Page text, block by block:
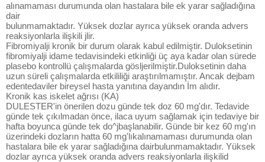
alınamaması durumunda olan hastalara bile ek yarar sağladığına
dair
bulunmamaktadır. Yüksek dozlar ayrıca yüksek oranda advers
reaksiyonlarla ilişkili jlir.
Fibromiyalji kronik bir durum olarak kabul edilmiştir. Duloksetinin
fibromiyalji idame tedavisindeki etkinliği üç aya kadar olan sürede
plasebo kontrollü çalışmalarda gösljerilmiştir.Duloksetinin daha
uzun süreli çalışmalarda etkililiği araştırılmamıştır. Ancak dejbam
edentedaviler bireysel hasta yanıtına dayandın İm alıdır.
Kronik kas iskelet ağrısı (KA)
DULESTER'in önerilen dozu günde tek doz 60 mg'dır. Tedavide
günde tek çıkılmadan önce, ilaca uyum sağlamak için tedaviye bir
hafta boyunca günde tek do^jbaşlanabilir. Günde bir kez 60 mg'ın
üzerindeki dozların hatta 60 mg'lıkalınamaması durumunda olan
hastalara bile ek yarar sağladığına dairbulunmamaktadır. Yüksek
dozlar ayrıca yüksek oranda advers reaksiyonlarla ilişkilid